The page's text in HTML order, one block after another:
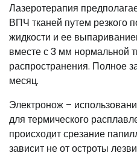
Лазеротерапия
ВПЧ тканей путем резкого
жидкости и ее
вместе с 3 мм нормальной
распространения. Полное
месяц.
Электронож –
для термического
происходит срезание
зависит не от остроты